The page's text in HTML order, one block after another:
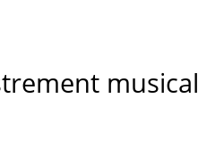
musical